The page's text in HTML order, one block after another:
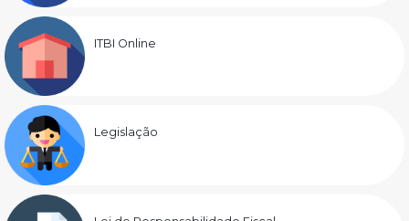
ITBI Online
Legislação